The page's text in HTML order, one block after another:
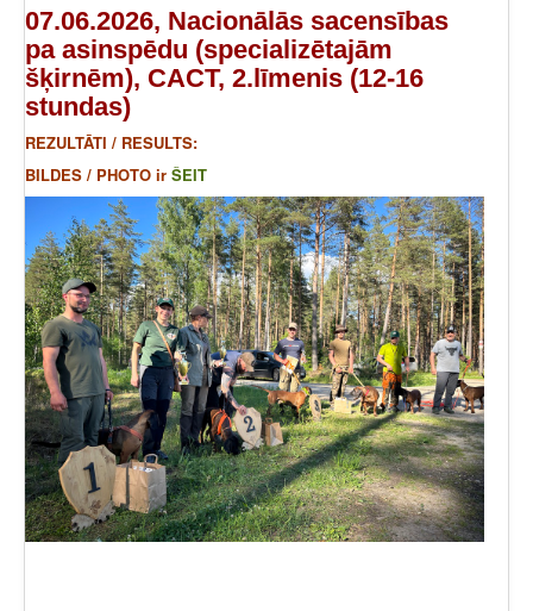
07.06.2026, Nacionālās sacensības
pa asinspēdu (specializētajām
šķirnēm), CACT, 2.līmenis (12-16
stundas)
REZULTĀTI / RESULTS:
BILDES / PHOTO ir ŠEIT